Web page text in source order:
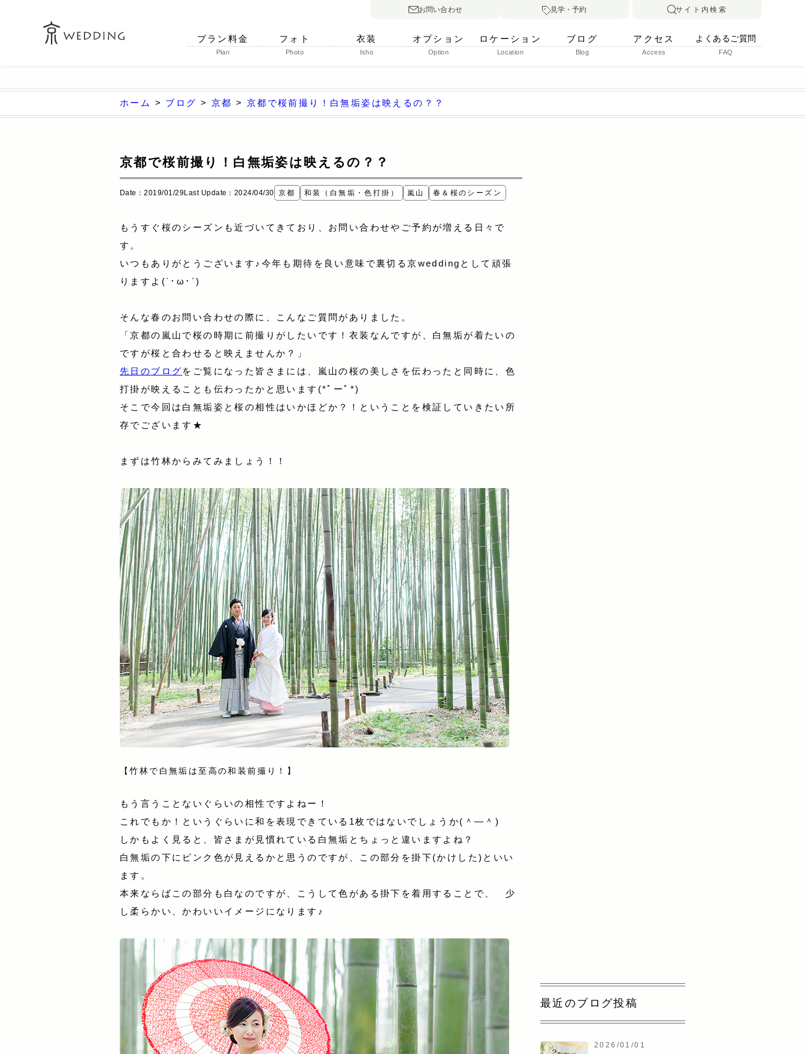
プラン料金
Plan
フォト
Photo
衣装
Isho
オプション
Option
ロケーション
Location
ブログ
Blog
アクセス
Access
よくあるご質問
FAQ
お問い合わせ 見学・予約 サイト内検索
ホーム > ブログ > 京都 > 京都で桜前撮り！白無垢姿は映えるの？？
京都で桜前撮り！白無垢姿は映えるの？？
Date：2019/01/29Last Update：2024/04/30 京都 和装（白無垢・色打掛） 嵐山 春＆桜のシーズン
もうすぐ桜のシーズンも近づいてきており、お問い合わせやご予約が増える日々で
す。
いつもありがとうございます♪今年も期待を良い意味で裏切る京weddingとして頑張
りますよ(`･ω･´)
そんな春のお問い合わせの際に、こんなご質問がありました。
「京都の嵐山で桜の時期に前撮りがしたいです！衣装なんですが、白無垢が着たいの
ですが桜と合わせると映えませんか？」
先日のブログ をご覧になった皆さまには、嵐山の桜の美しさを伝わったと同時に、色
打掛が映えることも伝わったかと思います(*ﾟーﾟ*)
そこで今回は白無垢姿と桜の相性はいかほどか？！ということを検証していきたい所
存でございます★
まずは竹林からみてみましょう！！
【竹林で白無垢は至高の和装前撮り！】
もう言うことないぐらいの相性ですよねー！
これでもか！というぐらいに和を表現できている1枚ではないでしょうか(＾―＾)
しかもよく見ると、皆さまが見慣れている白無垢とちょっと違いますよね？
白無垢の下にピンク色が見えるかと思うのですが、この部分を掛下(かけした)といい
ます。
本来ならばこの部分も白なのですが、こうして色がある掛下を着用することで、 少
し柔らかい、かわいいイメージになります♪
最近のブログ投稿
2026/01/01